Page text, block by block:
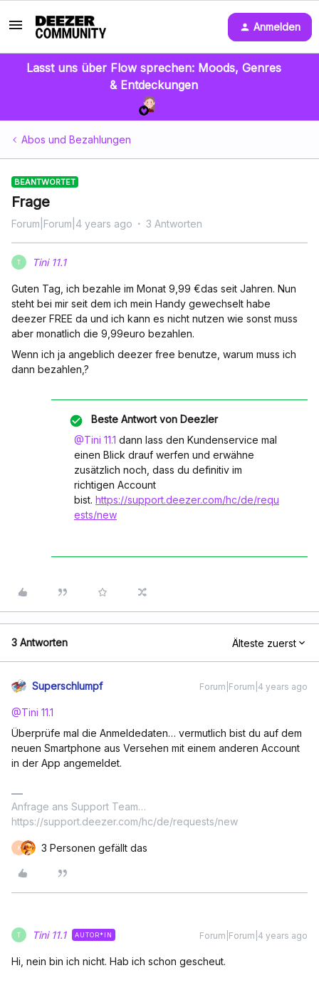
Anmelden
Lasst uns über Flow sprechen: Moods, Genres
& Entdeckungen
Abos und Bezahlungen
BEANTWORTET
Frage
Forum|Forum|4 years ago 3 Antworten
T Tini 11.1
Guten Tag, ich bezahle im Monat 9,99 €das seit Jahren. Nun
steht bei mir seit dem ich mein Handy gewechselt habe
deezer FREE da und ich kann es nicht nutzen wie sonst muss
aber monatlich die 9,99euro bezahlen.
Wenn ich ja angeblich deezer free benutze, warum muss ich
dann bezahlen,?
Beste Antwort von Deezler
@Tini 11.1 dann lass den Kundenservice mal
einen Blick drauf werfen und erwähne
zusätzlich noch, dass du definitiv im
richtigen Account
bist. https://support.deezer.com/hc/de/requ
ests/new
3 Antworten Älteste zuerst
Superschlumpf Forum|Forum|4 years ago
@Tini 11.1
Überprüfe mal die Anmeldedaten… vermutlich bist du auf dem
neuen Smartphone aus Versehen mit einem anderen Account
in der App angemeldet.
Anfrage ans Support Team…
https://support.deezer.com/hc/de/requests/new
K 3 Personen gefällt das
T Tini 11.1 AUTOR*IN Forum|Forum|4 years ago
Hi, nein bin ich nicht. Hab ich schon gescheut.